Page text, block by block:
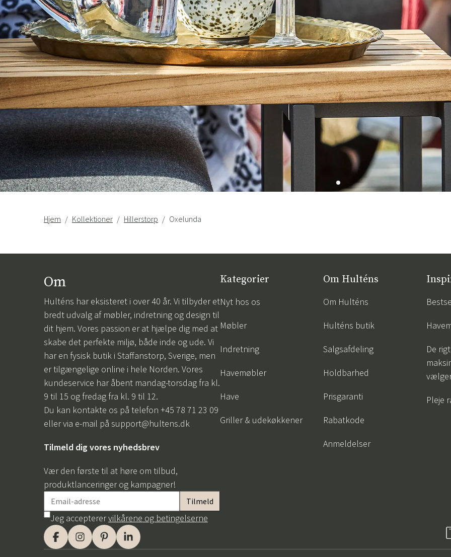
Hjem Kollektioner Hillerstorp Oxelunda
Om
Hulténs har eksisteret i over 40 år. Vi tilbyder et
bredt udvalg af møbler, indretning og design til
dit hjem. Vores passion er at hjælpe dig med at
skabe det perfekte miljø, både inde og ude. Vi
har en fysisk butik i Staffanstorp, Sverige, men
er tilgængelige online i hele Norden. Vores
kundeservice har åbent mandag-torsdag fra kl.
9 til 15 og fredag fra kl. 9 til 12.
Du kan kontakte os på telefon +45 78 71 23 09
eller via e-mail på support@hultens.dk
Tilmeld dig vores nyhedsbrev
Vær den første til at høre om tilbud,
produktlanceringer og kampagner!
Jeg accepterervilkårene og betingelserne
Kategorier
Nyt hos os
Møbler
Indretning
Havemøbler
Have
Griller & udekøkkener
Om Hulténs
Om Hulténs
Hulténs butik
Salgsafdeling
Holdbarhed
Prisgaranti
Rabatkode
Anmeldelser
De
Pleje